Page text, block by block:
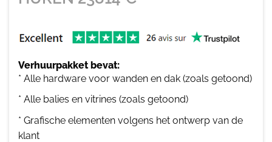
Verhuurpakket bevat:
* Alle hardware voor wanden en dak (zoals getoond)
* Alle balies en vitrines (zoals getoond)
* Grafische elementen volgens het ontwerp van de
klant